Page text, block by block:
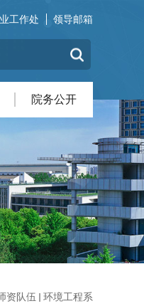
工作处 领导邮箱
院务公开
资队伍 环境工程系